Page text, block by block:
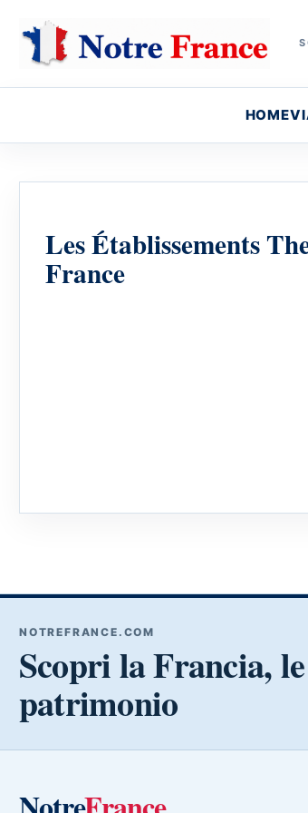
HOME
Les Établissements
France
NOTREFRANCE.COM
Scopri la Francia,
patrimonio